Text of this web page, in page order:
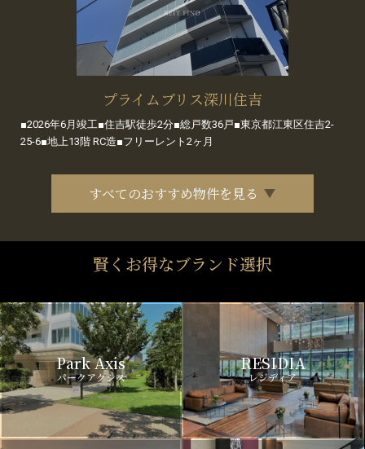
プライムブリス深川住吉
■2026年6月竣工■住吉駅徒歩2分■総戸数36戸■東京都江東区住吉2-
25-6■地上13階 RC造■フリーレント2ヶ月
すべてのおすすめ物件を見る
賢くお得なブランド選択
Park Axis
パークアクシス
RESIDIA
レジディア